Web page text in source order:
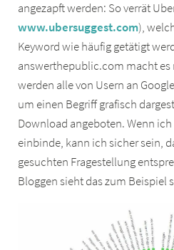
angezapft werden: So verrät
www.ubersuggest.com),
Keyword wie häufig getätigt
answerthepublic.com macht
werden alle von Usern an
um einen Begriff grafisch
Download angeboten. Wenn
einbinde, kann ich sicher sein,
gesuchten Fragestellung
Bloggen sieht das zum Beispiel